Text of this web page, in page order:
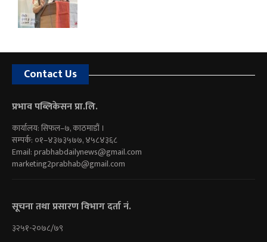
Contact Us
प्रभाव पब्लिकेसन प्रा.लि.
कार्यालय: सिफल–७, काठमाडौं ।
सम्पर्क: ०१–४३७३५७७, ४५८४३६८
Email:prabhabdailynews@gmail.com
marketing2prabhab@gmail.com
सूचना तथा प्रसारण विभाग दर्ता नं.
३२५१-२०७८/७९